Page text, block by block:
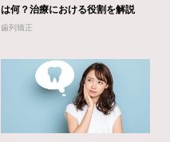
は何？治療における役割を解説
歯列矯正